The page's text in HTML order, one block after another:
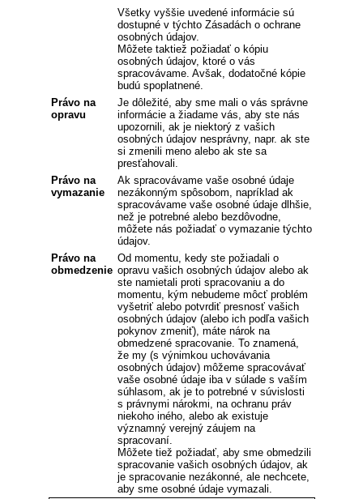
Všetky vyššie uvedené informácie sú
dostupné v týchto Zásadách o ochrane
osobných údajov.
Môžete taktiež požiadať o kópiu
osobných údajov, ktoré o vás
spracovávame. Avšak, dodatočné kópie
budú spoplatnené.
Právo na
opravu
Je dôležité, aby sme mali o vás správne
informácie a žiadame vás, aby ste nás
upozornili, ak je niektorý z vašich
osobných údajov nesprávny, napr. ak ste
si zmenili meno alebo ak ste sa
presťahovali.
Právo na
vymazanie
Ak spracovávame vaše osobné údaje
nezákonným spôsobom, napríklad ak
spracovávame vaše osobné údaje dlhšie,
než je potrebné alebo bezdôvodne,
môžete nás požiadať o vymazanie týchto
údajov.
Právo na
obmedzenie
Od momentu, kedy ste požiadali o
opravu vašich osobných údajov alebo ak
ste namietali proti spracovaniu a do
momentu, kým nebudeme môcť problém
vyšetriť alebo potvrdiť presnosť vašich
osobných údajov (alebo ich podľa vašich
pokynov zmeniť), máte nárok na
obmedzené spracovanie. To znamená,
že my (s výnimkou uchovávania
osobných údajov) môžeme spracovávať
vaše osobné údaje iba v súlade s vaším
súhlasom, ak je to potrebné v súvislosti
s právnymi nárokmi, na ochranu práv
niekoho iného, alebo ak existuje
významný verejný záujem na
spracovaní.
Môžete tiež požiadať, aby sme obmedzili
spracovanie vašich osobných údajov, ak
je spracovanie nezákonné, ale nechcete,
aby sme osobné údaje vymazali.